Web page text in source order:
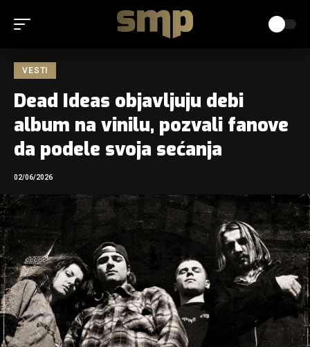
VESTI
Dead Ideas objavljuju debi
album na vinilu, pozvali fanove
da podele svoja sećanja
02/06/2026